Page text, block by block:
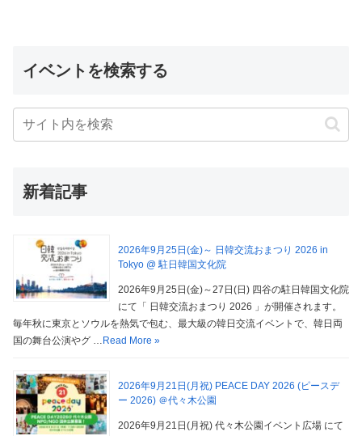
イベントを検索する
新着記事
2026年9月25日(金)～ 日韓交流おまつり 2026 in
Tokyo @ 駐日韓国文化院
2026年9月25日(金)～27日(日) 四谷の駐日韓国文化院
にて「 日韓交流おまつり 2026 」が開催されます。
毎年秋に東京とソウルを熱気で包む、最大級の韓日交流イベントで、韓日両
国の舞台公演やグ … Read More »
2026年9月21日(月祝) PEACE DAY 2026 (ピースデ
ー 2026) ＠代々木公園
2026年9月21日(月祝) 代々木公園イベント広場 にて